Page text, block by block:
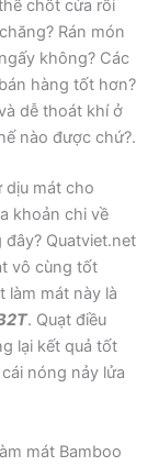
chốt cửa rồi
Rán món
không? Các
hàng tốt hơn?
dễ thoát khí ở
nào được chứ?.
dịu mát cho
khoản chi về
Quatviet.net
vô cùng tốt
làm mát này là
. Quạt điều
lại kết quả tốt
nóng nảy lửa
mát Bamboo